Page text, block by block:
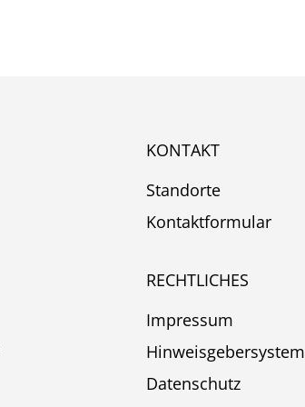
KONTAKT
Standorte
Kontaktformular
RECHTLICHES
Impressum
Hinweisgebersystem
Datenschutz